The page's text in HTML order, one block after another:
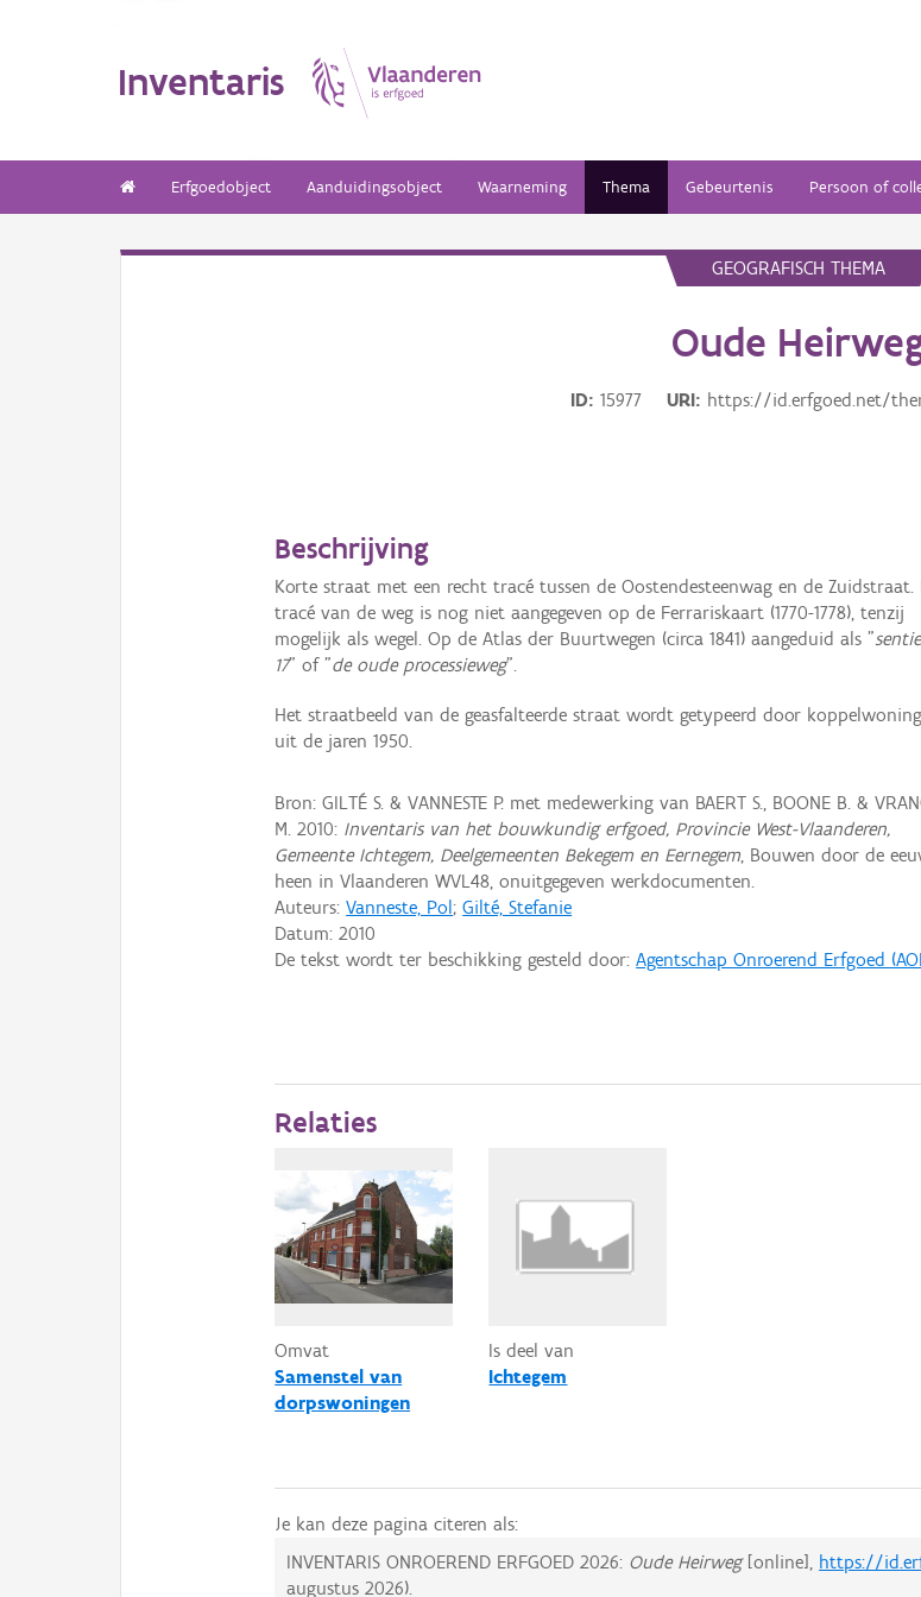
Inventaris
Erfgoedobject Aanduidingsobject Waarneming Thema Gebeurtenis Persoon of
GEOGRAFISCH THEMA
Oude
ID 15977 URI https://id.erfgoed.net/
Beschrijving
Korte straat met een recht tracé tussen de Oostendesteenwag en de Zuidstraat.
tracé van de weg is nog niet aangegeven op de Ferrariskaart (1770-1778), tenzij
mogelijk als wegel. Op de Atlas der Buurtwegen (circa 1841) aangeduid als "
17" of "de oude processieweg".
Het straatbeeld van de geasfalteerde straat wordt getypeerd door
uit de jaren 1950.
Bron: GILTÉ S. & VANNESTE P. met medewerking van BAERT S., BOONE B. &
M. 2010: Inventaris van het bouwkundig erfgoed, Provincie West-Vlaanderen,
Gemeente Ichtegem, Deelgemeenten Bekegem en Eernegem , Bouwen door de
heen in Vlaanderen WVL48, onuitgegeven werkdocumenten.
Auteurs:Vanneste, Pol;Gilté, Stefanie
Datum:2010
De tekst wordt ter beschikking gesteld door:Agentschap Onroerend Erfgoed
Relaties
Omvat
Samenstel van
dorpswoningen
Is deel van
Ichtegem
Je kan deze pagina citeren als:
INVENTARIS ONROEREND ERFGOED 2026: Oude Heirweg[online], https://
augustus 2026).